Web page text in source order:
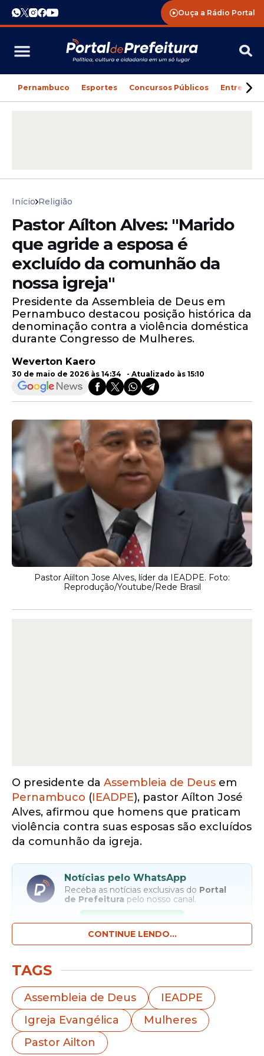
Ouça a Rádio Portal
Pernambuco Esportes Concursos Públicos
Início Religião
Pastor Aílton Alves: "Marido
que agride a esposa é
excluído da comunhão da
nossa igreja"
Presidente da Assembleia de Deus em
Pernambuco destacou posição histórica da
denominação contra a violência doméstica
durante Congresso de Mulheres.
Weverton Kaero
30 de maio de 2026 às 14:34 - Atualizado às 15:10
Pastor Aíilton Jose Alves, líder da IEADPE. Foto:
Reprodução/Youtube/Rede Brasil
O presidente da Assembleia de Deus em
Pernambuco (IEADPE), pastor Aílton José
Alves, afirmou que homens que praticam
violência contra suas esposas são excluídos
da comunhão da igreja.
Notícias pelo WhatsApp
Receba as notícias exclusivas do Portal
de Prefeitura pelo nosso canal.
Entrar no canal
A declaração foi feita nesta sexta-feira, 29
do Congresso de Mulheres da
denominação, realizado no templo central,
no Recife, e que contou com a presença
de autoridades do estado.
CONTINUE LENDO...
TAGS
Assembleia de Deus
IEADPE
Igreja Evangélica
Mulheres
Pastor Ailton